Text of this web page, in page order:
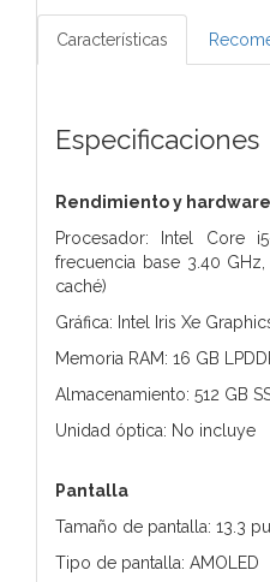
Características
Especificaciones
Rendimiento y hardware
Procesador: Intel Core
frecuencia base 3.40
caché)
Gráfica: Intel Iris Xe
Memoria RAM: 16 GB
Almacenamiento: 512 GB
Unidad óptica: No incluye
Pantalla
Tamaño de pantalla: 13.3
Tipo de pantalla: AMOLED